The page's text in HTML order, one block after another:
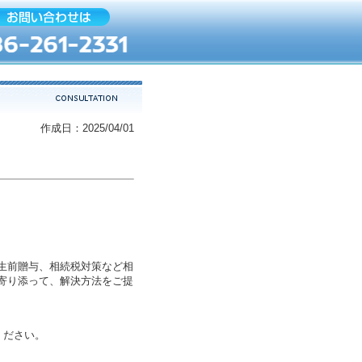
作成日：2025/04/01
前贈与、相続税対策など相
り添って、解決方法をご提
さい。